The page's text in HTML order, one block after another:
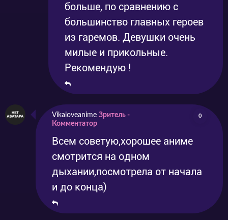
больше, по сравнению с
большинство главных героев
из гаремов. Девушки очень
милые и прикольные.
Рекомендую !
Vikaloveanime Зритель -
Комментатор
0
Всем советую,хорошее аниме
смотрится на одном
дыхании,посмотрела от начала
и до конца)